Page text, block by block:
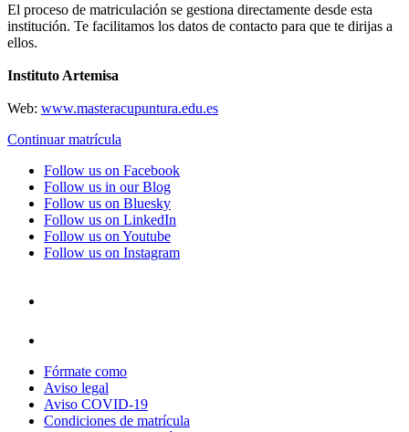
El proceso de matriculación se gestiona directamente desde esta
institución. Te facilitamos los datos de contacto para que te dirijas a
ellos.
Instituto Artemisa
Web: www.masteracupuntura.edu.es
Continuar matrícula
Follow us on Facebook
Follow us in our Blog
Follow us on Bluesky
Follow us on LinkedIn
Follow us on Youtube
Follow us on Instagram
Fórmate como
Aviso legal
Aviso COVID-19
Condiciones de matrícula